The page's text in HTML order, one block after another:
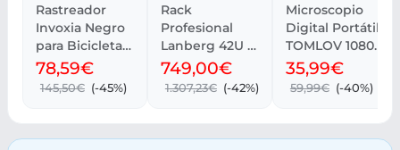
Rastreador
Invoxia Negro
para Bicicletas
GPS
78,59€
145,50€ (-45%)
Rack
Profesional
Lanberg 42U -
800 kg,
Ventilación y
Cristal
749,00€
1.307,23€ (-42%)
Microscopio
Digital Portátil
TOMLOV 1080P
con Pantalla
LCD 2
35,99€
59,99€ (-40%)